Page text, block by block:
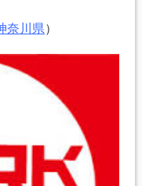
奈川県）